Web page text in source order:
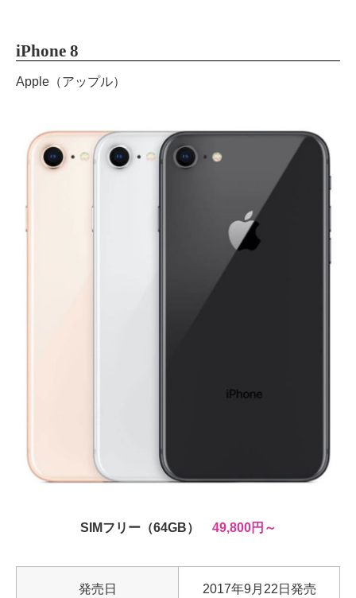
iPhone 8
Apple（アップル）
SIMフリー（64GB） 49,800円～
発売日 2017年9月22日発売